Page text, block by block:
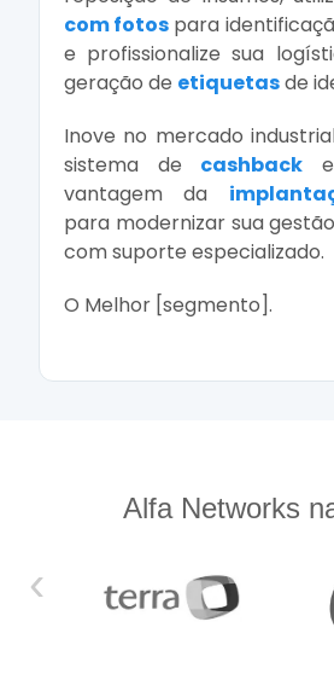
com fotos para
e profissionalize sua
geração de etiquetasde
Inove no mercado
sistema de cashback
vantagem da
para modernizar sua
com suporte especializado.
O Melhor [segmento].
Alfa Networks
‹